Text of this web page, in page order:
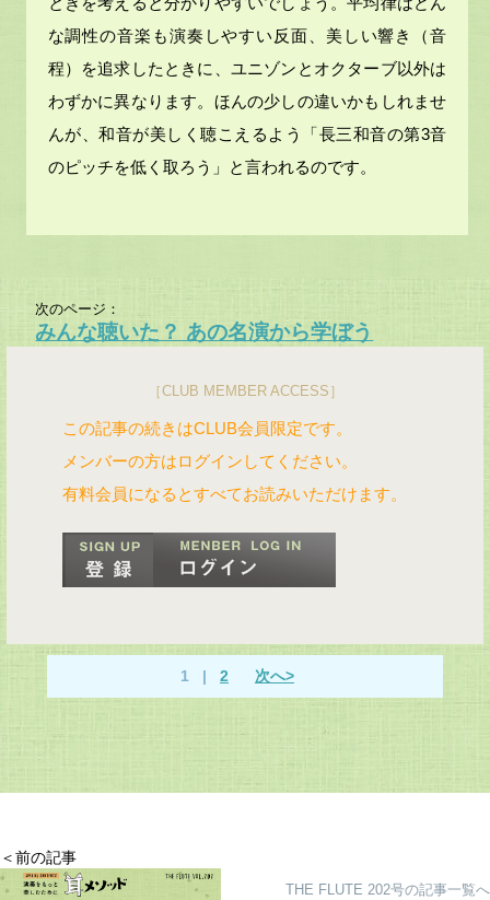
な調性の音楽も演奏しやすい反面、美しい響き（音
程）を追求したときに、ユニゾンとオクターブ以外は
わずかに異なります。ほんの少しの違いかもしれませ
んが、和音が美しく聴こえるよう「長三和音の第3音
のピッチを低く取ろう」と言われるのです。
次のページ：
みんな聴いた？ あの名演から学ぼう
［CLUB MEMBER ACCESS］
この記事の続きはCLUB会員限定です。
メンバーの方はログインしてください。
有料会員になるとすべてお読みいただけます。
1 | 2 次へ>
＜前の記事
THE FLUTE 202号の記事一覧へ